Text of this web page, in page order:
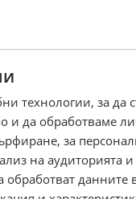
технологии, за да
и да обработваме
за
на аудиторията
данните